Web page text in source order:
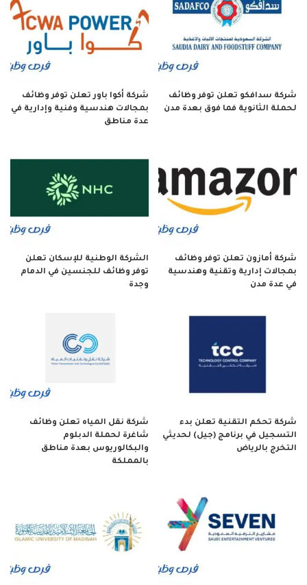
شركة سدافكو تعلن توفر وظائف
لحملة الثانوية فما فوق بعدة مدن
شركة أكوا باور تعلن توفر وظائف
بمجالات هندسية وفنية وإدارية في
عدة مناطق
شركة أمازون تعلن توفر وظائف
بمجالات إدارية وتقنية وهندسية
في عدة مدن
الشركة الوطنية للإسكان تعلن
توفر وظائف للجنسين في الدمام
وجدة
شركة تحكم التقنية تعلن بدء
التسجيل في برنامج (جيل) لحديثي
التخرج بالرياض
شركة نقل المياه تعلن وظائف
شاغرة لحملة الدبلوم
والبكالوريوس بعدة مناطق
بالمملكة